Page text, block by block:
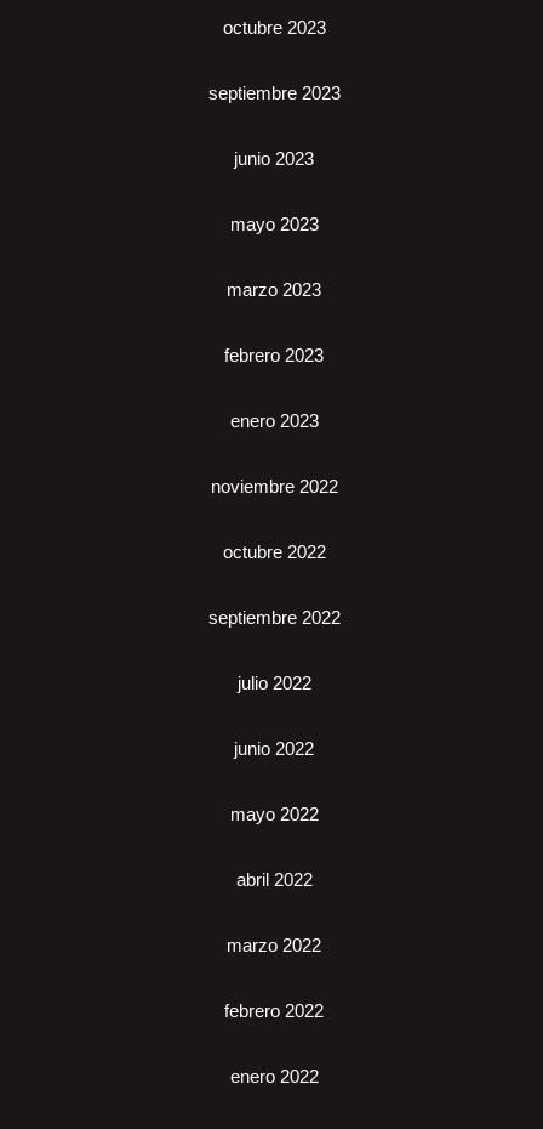
octubre 2023
septiembre 2023
junio 2023
mayo 2023
marzo 2023
febrero 2023
enero 2023
noviembre 2022
octubre 2022
septiembre 2022
julio 2022
junio 2022
mayo 2022
abril 2022
marzo 2022
febrero 2022
enero 2022